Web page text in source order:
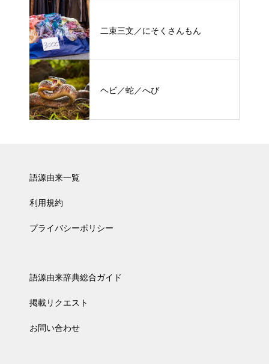
二束三文／にそくさんもん
ヘビ／蛇／へび
語源由来一覧
利用規約
プライバシーポリシー
語源由来辞典総合ガイド
掲載リクエスト
お問い合わせ